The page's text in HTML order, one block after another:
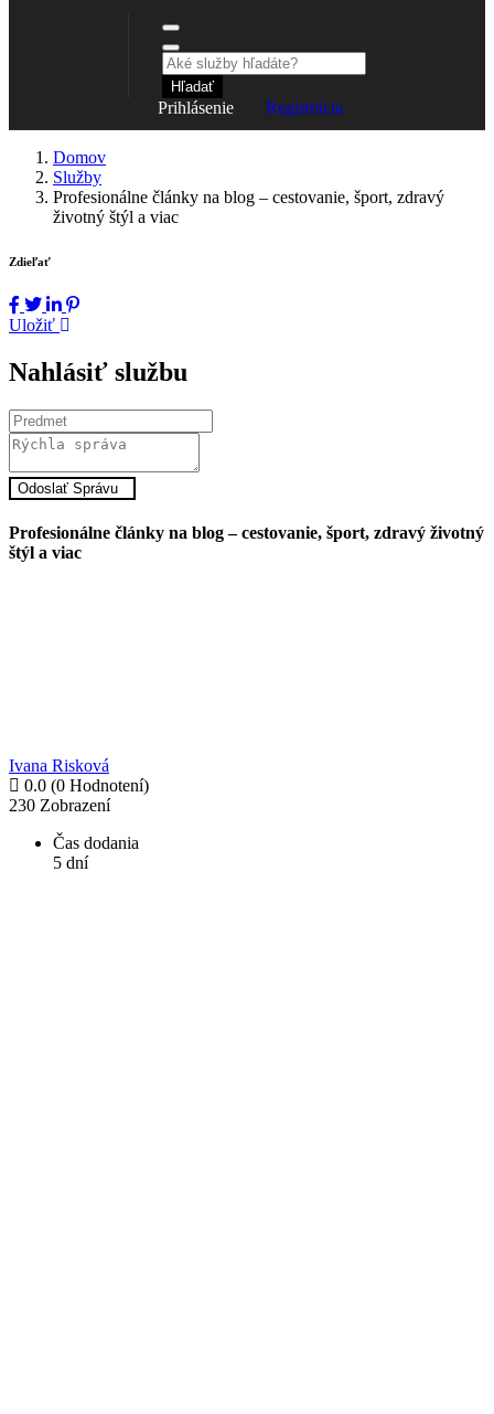
Hľadať
Prihlásenie Registrácia
Domov
Služby
Profesionálne články na blog – cestovanie, šport, zdravý
životný štýl a viac
Zdieľať
Uložiť
Nahlásiť službu
Odoslať Správu
Profesionálne články na blog – cestovanie, šport, zdravý životný
štýl a viac
Ivana Risková
0.0 (0 Hodnotení)
230 Zobrazení
Čas dodania
5 dní